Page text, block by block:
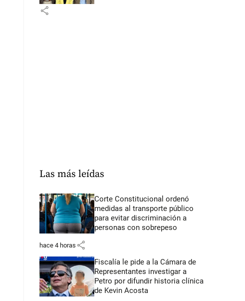
share
Las más leídas
Corte Constitucional ordenó
medidas al transporte público
para evitar discriminación a
personas con sobrepeso
hace 4 horas share
Fiscalía le pide a la Cámara de
Representantes investigar a
Petro por difundir historia clínica
de Kevin Acosta